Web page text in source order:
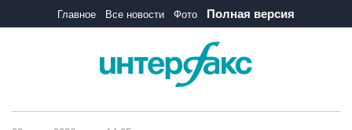
Главное Все новости Фото Полная версия